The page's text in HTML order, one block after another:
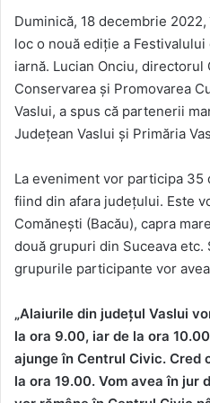
Duminică, 18 decembrie
loc o nouă ediție a
iarnă. Lucian Onciu,
Conservarea și Promovarea
Vaslui, a spus că partenerii
Județean Vaslui și Primăria
La eveniment vor participa
fiind din afara județului. Este
Comănești (Bacău), capra
două grupuri din Suceava etc.
grupurile participante vor
„Alaiurile din județul Vaslui
la ora 9.00, iar de la ora
ajunge în Centrul Civic. Cred
la ora 19.00. Vom avea în